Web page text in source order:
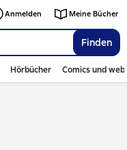
Finden
Anmelden Meine Bücher
Hörbücher Comics und